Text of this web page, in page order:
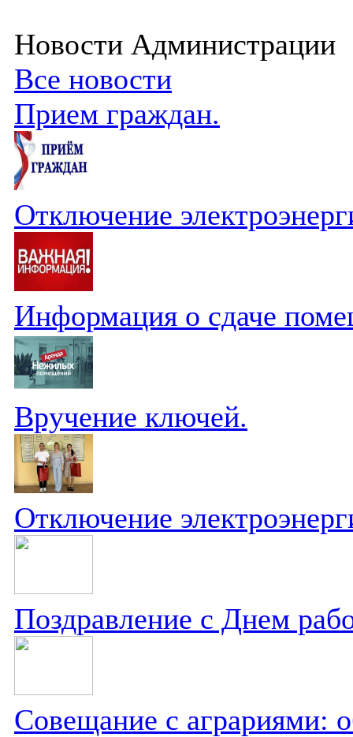
Новости Администрации
Все новости
Прием граждан.
Отключение
Информация о сдаче
Вручение ключей.
Отключение
Поздравление с Днем
Совещание с аграриями: